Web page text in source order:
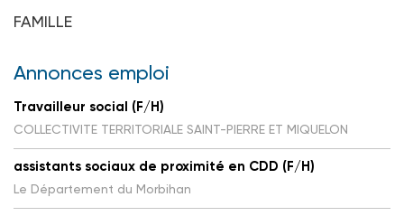
FAMILLE
Annonces emploi
Travailleur social (F/H)
COLLECTIVITE TERRITORIALE SAINT-PIERRE ET MIQUELON
assistants sociaux de proximité en CDD (F/H)
Le Département du Morbihan